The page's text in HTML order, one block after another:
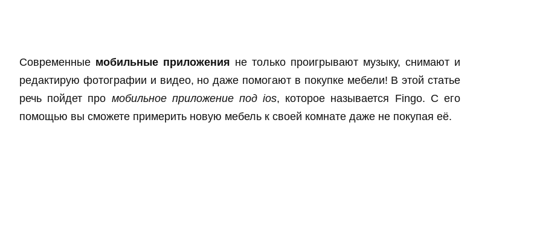
Современные мобильные приложения не только проигрывают музыку, снимают и
редактирую фотографии и видео, но даже помогают в покупке мебели! В этой статье
речь пойдет про мобильное приложение под ios, которое называется Fingo. С его
помощью вы сможете примерить новую мебель к своей комнате даже не покупая её.